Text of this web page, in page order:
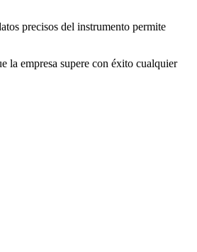
precisos del instrumento permite
la empresa supere con éxito cualquier